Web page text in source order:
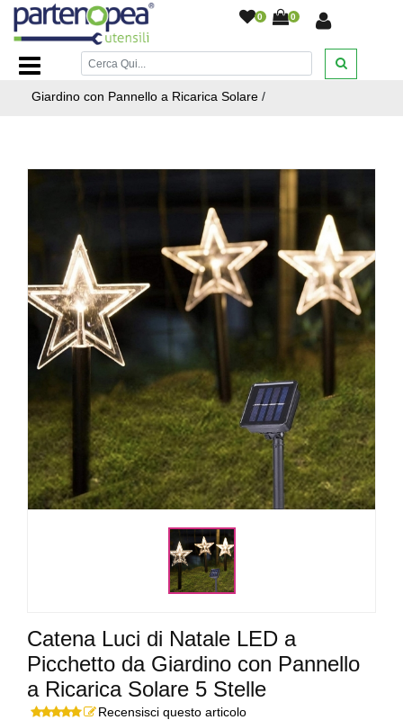
0 0
Home Page/ARTICOLI NATALIZI/LUCI AD ENERGIA
SOLARE/Catena Luci di Natale LED a Picchetto da
Giardino con Pannello a Ricarica Solare /
Catena Luci di Natale LED a
Picchetto da Giardino con Pannello
a Ricarica Solare 5 Stelle
Recensisci questo articolo